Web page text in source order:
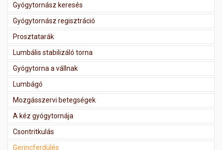
Gyógytornász keresés
Gyógytornász regisztráció
Prosztatarák
Lumbális stabilizáló torna
Gyógytorna a vállnak
Lumbágó
Mozgásszervi betegségek
A kéz gyógytornája
Csontritkulás
Gerincferdülés